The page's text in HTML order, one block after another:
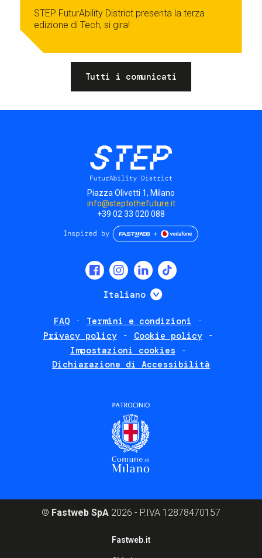
STEP FuturAbility District presenta la terza
edizione di Tech, si gira!
Tutti i comunicati
Piazza Olivetti 1, Milano
info@steptothefuture.it
+39 02 33 020 088
Italiano Mostra ulteriori
FAQ
Termini e condizioni
Privacy policy
Cookie policy
Impostazioni cookies
Dichiarazione di Accessibilità
© Fastweb SpA 2026 - P.IVA 12878470157
Fastweb.it